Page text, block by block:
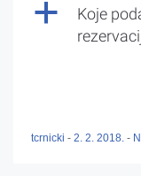
a
Koje
tcrnicki - 2. 2. 2018. -